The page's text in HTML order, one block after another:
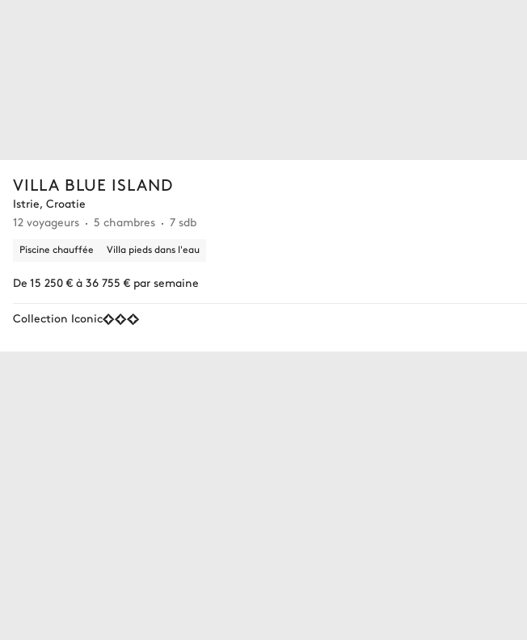
VILLA BLUE ISLAND
Istrie, Croatie
12 voyageurs
5 chambres 7 sdb
Piscine chauffée Villa pieds dans l'eau
De 15 250 € à 36 755 € par semaine
Collection Iconic